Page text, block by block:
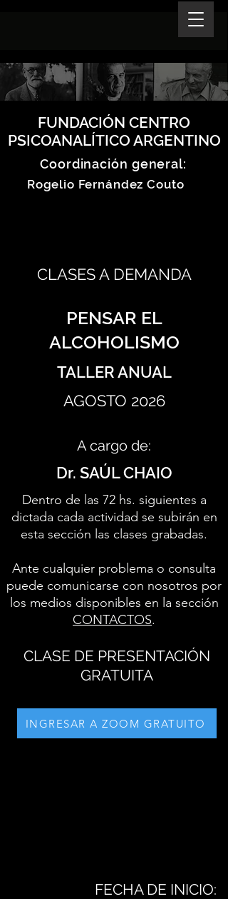
FUNDACIÓN CENTRO
PSICOANALÍTICO ARGENTINO
Coordinación general:
Rogelio Fernández Couto
CLASES A DEMANDA
PENSAR EL
ALCOHOLISMO
TALLER ANUAL
AGOSTO 2026
A cargo de:
Dr. SAÚL CHAIO
Dentro de las 72 hs. siguientes a
dictada cada actividad se subirán en
esta sección las clases grabadas.
Ante cualquier problema o consulta
puede comunicarse con nosotros por
los medios disponibles en la sección
CONTACTOS.
CLASE DE PRESENTACIÓN
GRATUITA
INGRESAR A ZOOM GRATUITO
FECHA DE INICIO: